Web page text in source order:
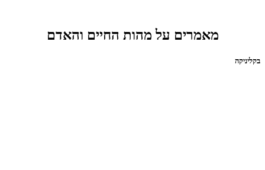
מאמרים על מהות החיים והאדם
בקליניקה